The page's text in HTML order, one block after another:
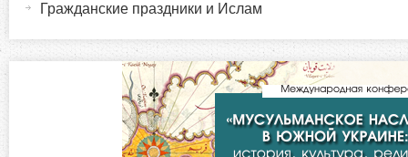
ин
Гражданские праздники и Ислам